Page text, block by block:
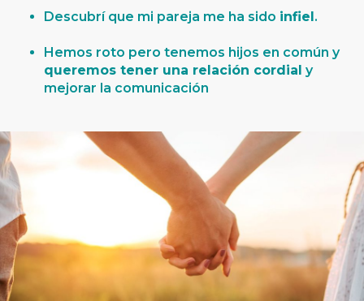
Descubrí que mi pareja me ha sido infiel.
Hemos roto pero tenemos hijos en común y
queremos tener una relación cordial y
mejorar la comunicación